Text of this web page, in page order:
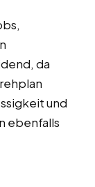
da
und
ebenfalls